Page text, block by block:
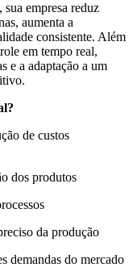
empresa reduz
aumenta a
consistente. Além
em tempo real,
e a adaptação a um
de custos
dos produtos
da produção
demandas do mercado